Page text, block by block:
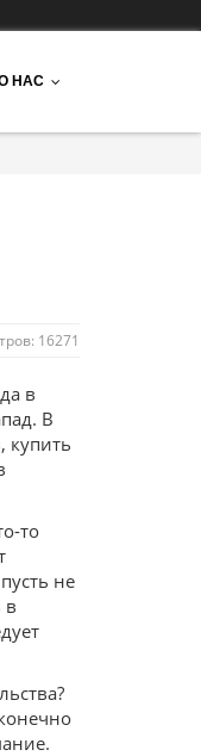
НАС
16271
в
В
купить
то
не
в